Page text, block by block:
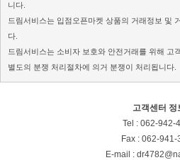
니다.
드림서비스는 입점오픈마켓 상품의 거래정보 및
다.
드림서비스는 소비자 보호와 안전거래를 위해 고
별도의 분쟁 처리절차에 의거 분쟁이 처리됩니다.
고객센터 정
Tel : 062-942-
Fax : 062-941-
E-mail :